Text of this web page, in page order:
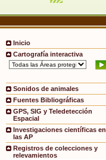
Inicio
Cartografía interactiva
Sonidos de animales
Fuentes Bibliográficas
GPS, SIG y Teledetección
Espacial
Investigaciones científicas en
las AP
Registros de colecciones y
relevamientos